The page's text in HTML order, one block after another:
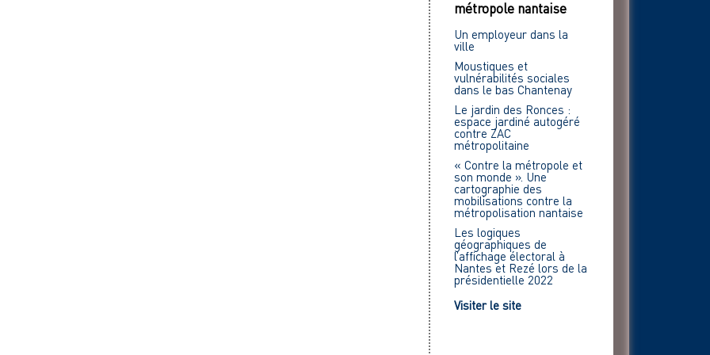
métropole nantaise
Un employeur dans la
ville
Moustiques et
vulnérabilités sociales
dans le bas Chantenay
Le jardin des Ronces :
espace jardiné autogéré
contre ZAC
métropolitaine
« Contre la métropole et
son monde ». Une
cartographie des
mobilisations contre la
métropolisation nantaise
Les logiques
géographiques de
l’affichage électoral à
Nantes et Rezé lors de la
présidentielle 2022
Visiter le site